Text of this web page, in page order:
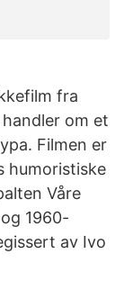
fra
om et
Filmen er
humoristiske
Våre
1960-
av Ivo